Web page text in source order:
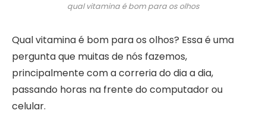
qual vitamina é bom para os olhos
Qual vitamina é bom para os olhos? Essa é uma
pergunta que muitas de nós fazemos,
principalmente com a correria do dia a dia,
passando horas na frente do computador ou
celular.